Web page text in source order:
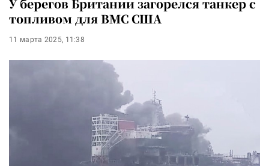
У берегов Британии загорелся танкер с
топливом для ВМС США
11 марта 2025, 11:38